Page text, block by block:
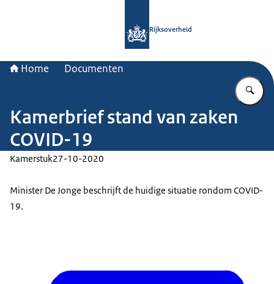
Rijksoverheid
Home Documenten
Kamerbrief stand van zaken
COVID-19
Kamerstuk27-10-2020
Minister De Jonge beschrijft de huidige situatie rondom COVID-
19.